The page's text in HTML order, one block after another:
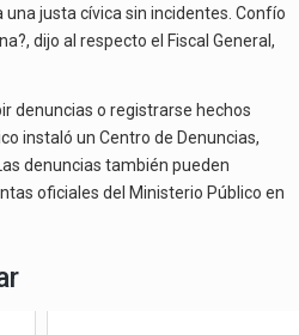
una justa cívica sin incidentes. Confío
dijo al respecto el Fiscal General,
denuncias o registrarse hechos
instaló un Centro de Denuncias,
denuncias también pueden
oficiales del Ministerio Público en